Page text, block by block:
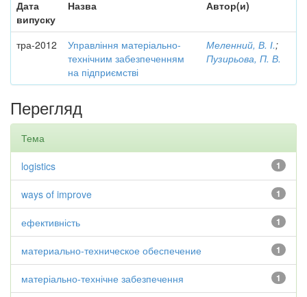
Дата
випуску
Назва Автор(и)
тра-2012
Управління матеріально-
технічним забезпеченням
на підприємстві
Меленний, В. І.;
Пузирьова, П. В.
Перегляд
Тема
1
logistics
1
ways of improve
1
ефективність
1
материально-техническое обеспечение
1
матеріально-технічне забезпечення